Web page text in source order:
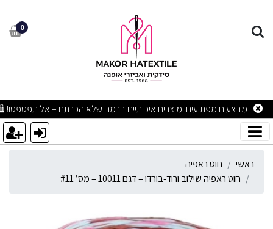
חוט ראפיה שילוב ורוד-בורדו – דגם 10011
0
מבצעים מפתיעים ומוצרים איכותיים ברמה שלא הכרתם – אל
ראשי
חוט ראפיה
חוט ראפיה שילוב ורוד-בורדו – דגם 10011 – מס’ #11